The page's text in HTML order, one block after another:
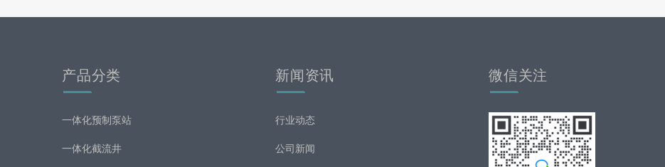
产品分类
一体化预制泵站
一体化截流井
新闻资讯
行业动态
公司新闻
微信关注